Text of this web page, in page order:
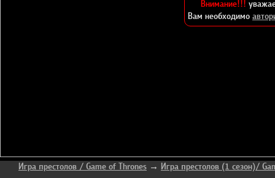
Внимание!!!
Вам необходимо
Игра престолов / Game of Thrones → Игра престолов (1 сезон)/